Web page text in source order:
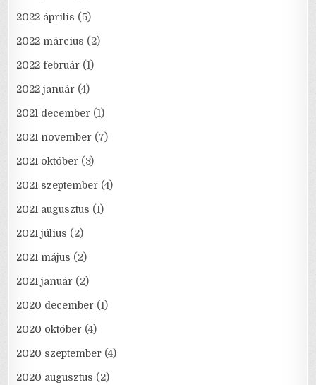
2022 április (5)
2022 március (2)
2022 február (1)
2022 január (4)
2021 december (1)
2021 november (7)
2021 október (3)
2021 szeptember (4)
2021 augusztus (1)
2021 július (2)
2021 május (2)
2021 január (2)
2020 december (1)
2020 október (4)
2020 szeptember (4)
2020 augusztus (2)